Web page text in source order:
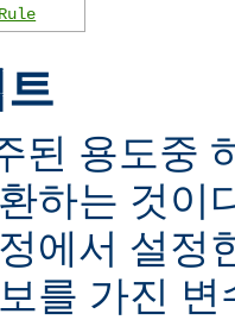
된 용도중
하는 것이
에서 설정
를 가진